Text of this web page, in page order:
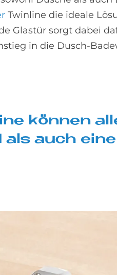
Twinline die ideale
Glastür sorgt dabei
in die Dusch-
kön­nen
als auch